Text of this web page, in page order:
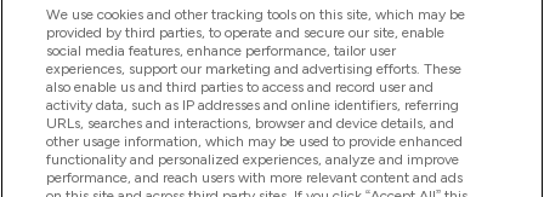
ヘルプ＆ガイド
商品について
会社概要
We use cookies and other tracking tools on this site, which may be
provided by third parties, to operate and secure our site, enable
social media features, enhance performance, tailor user
experiences, support our marketing and advertising efforts. These
also enable us and third parties to access and record user and
activity data, such as IP addresses and online identifiers, referring
URLs, searches and interactions, browser and device details, and
other usage information, which may be used to provide enhanced
functionality and personalized experiences, analyze and improve
performance, and reach users with more relevant content and ads